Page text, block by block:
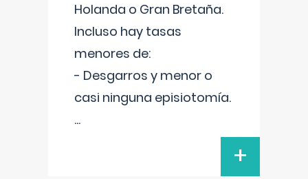
Holanda o Gran Bretaña.
Incluso hay tasas
menores de:
- Desgarros y menor o
casi ninguna episiotomía.
...
+